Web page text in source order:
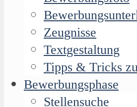
Zeugnisse
Textgestaltung
Tipps & Tricks
Bewerbungsphase
Stellensuche